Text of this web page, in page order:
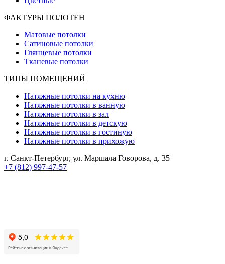
ФАКТУРЫ ПОЛОТЕН
Матовые потолки
Сатиновые потолки
Глянцевые потолки
Тканевые потолки
ТИПЫ ПОМЕЩЕНИЙ
Натяжные потолки на кухню
Натяжные потолки в ванную
Натяжные потолки в зал
Натяжные потолки в детскую
Натяжные потолки в гостиную
Натяжные потолки в прихожую
г. Санкт-Петербург, ул. Маршала Говорова, д. 35
+7 (812) 997-47-57